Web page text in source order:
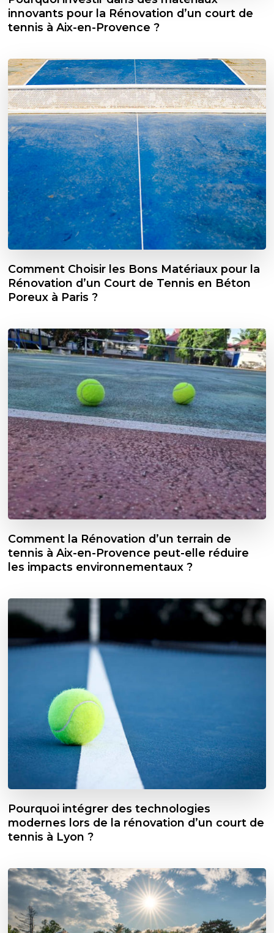
innovants pour la Rénovation d’un court de
tennis à Aix-en-Provence ?
Comment Choisir les Bons Matériaux pour la
Rénovation d’un Court de Tennis en Béton
Poreux à Paris ?
Comment la Rénovation d’un terrain de
tennis à Aix-en-Provence peut-elle réduire
les impacts environnementaux ?
Pourquoi intégrer des technologies
modernes lors de la rénovation d’un court de
tennis à Lyon ?